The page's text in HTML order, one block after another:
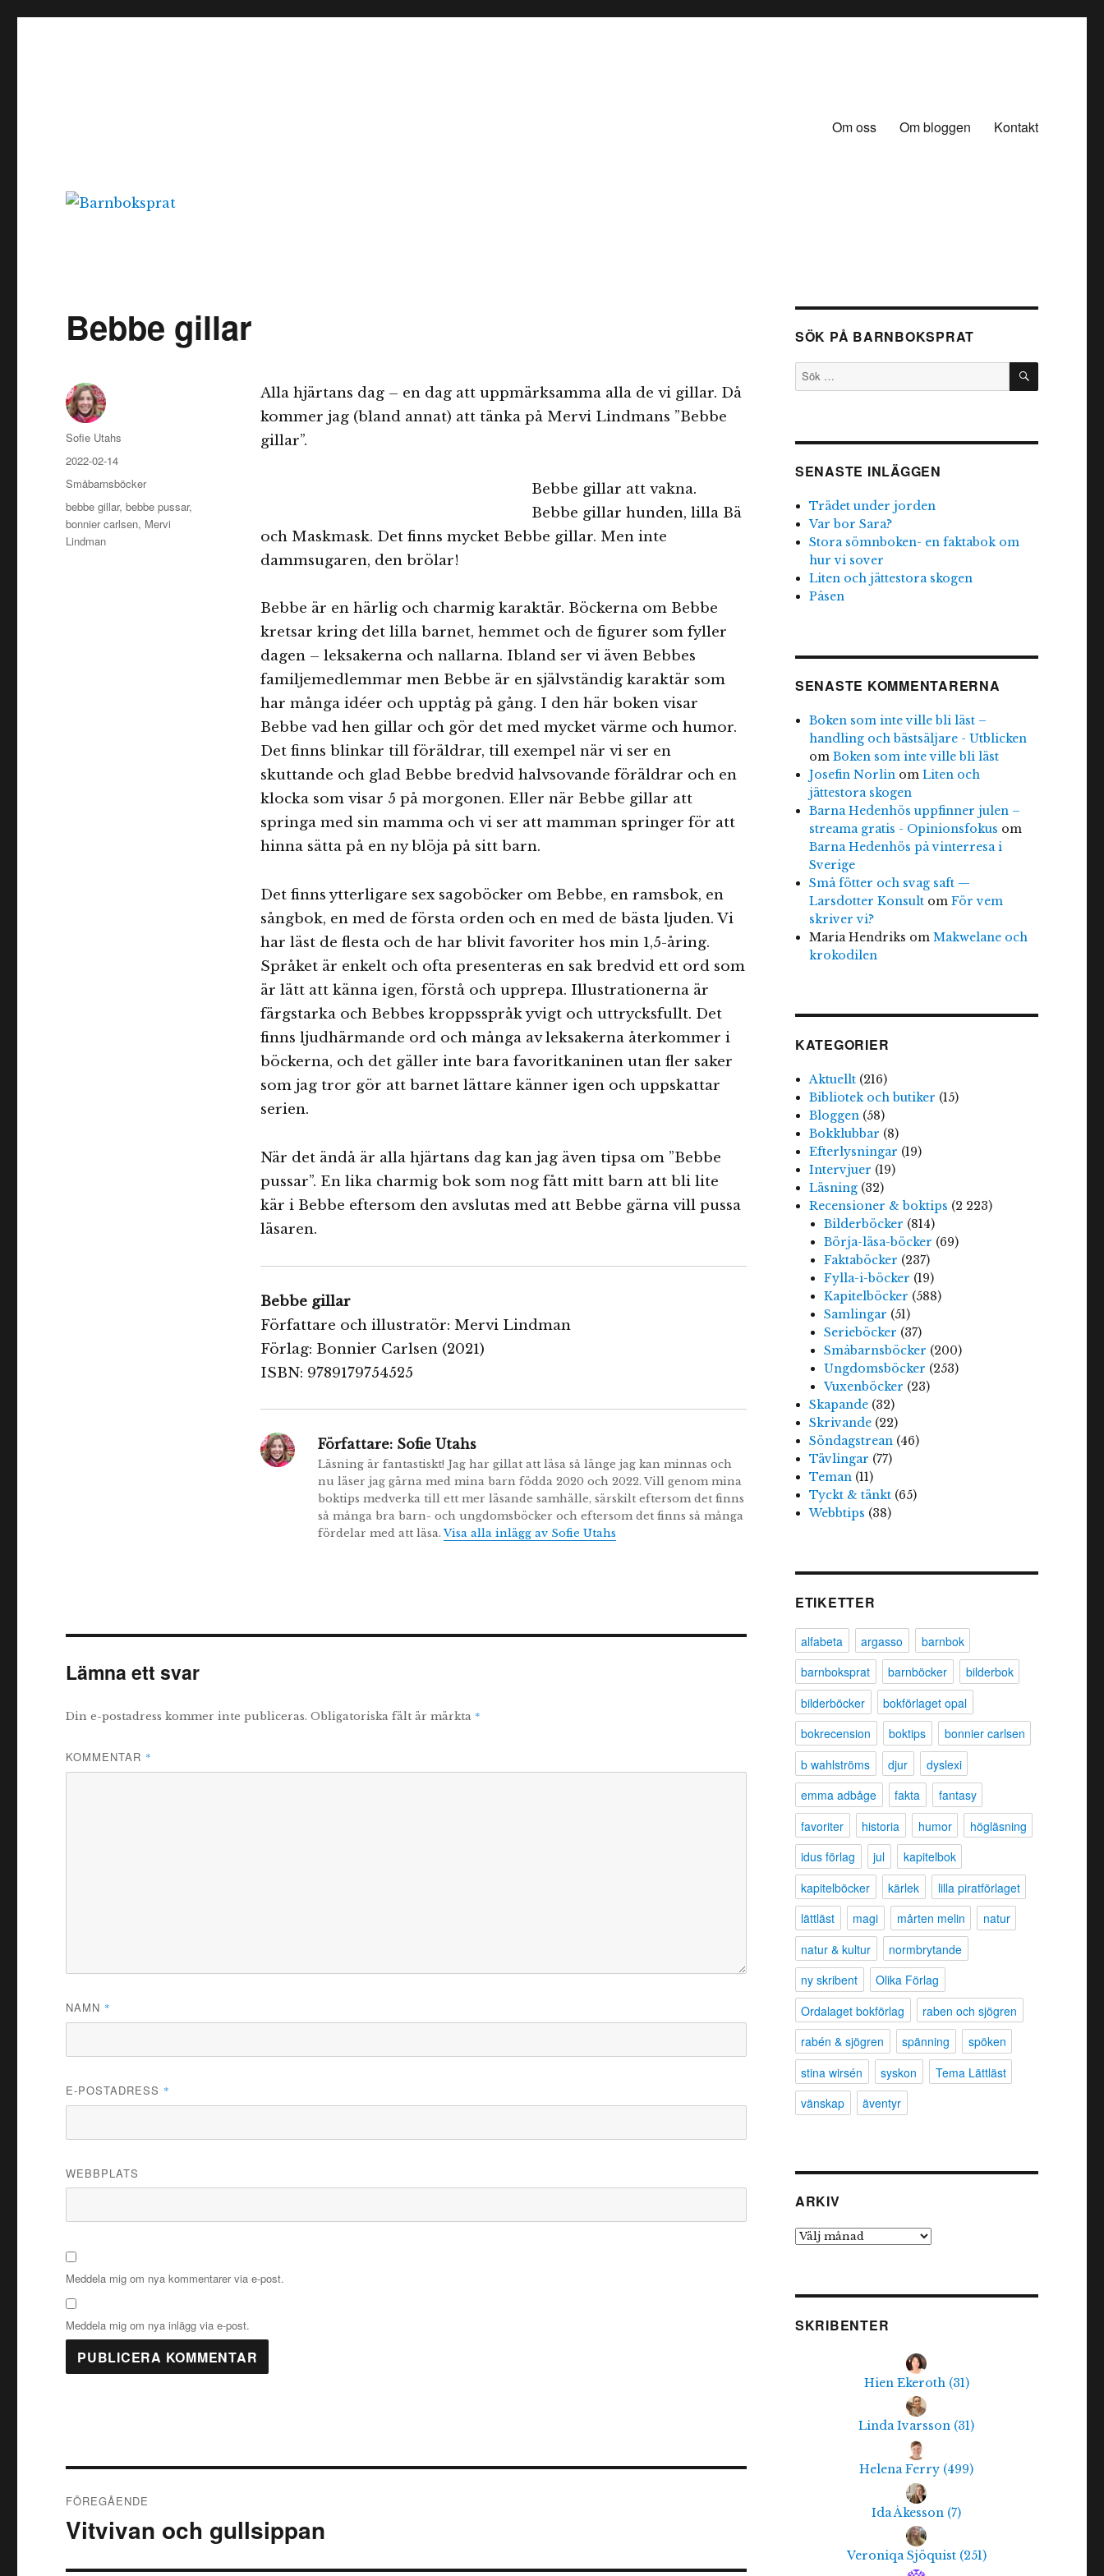
Om oss Om bloggen Kontakt
Bebbe gillar
Alla hjärtans dag – en dag att uppmärksamma alla de vi gillar. Då
kommer jag (bland annat) att tänka på Mervi Lindmans ”Bebbe
gillar”.
Bebbe gillar att vakna.
Bebbe gillar hunden, lilla Bä
och Maskmask. Det finns mycket Bebbe gillar. Men inte
dammsugaren, den brölar!
Bebbe är en härlig och charmig karaktär. Böckerna om Bebbe
kretsar kring det lilla barnet, hemmet och de figurer som fyller
dagen – leksakerna och nallarna. Ibland ser vi även Bebbes
familjemedlemmar men Bebbe är en självständig karaktär som
har många idéer och upptåg på gång. I den här boken visar
Bebbe vad hen gillar och gör det med mycket värme och humor.
Det finns blinkar till föräldrar, till exempel när vi ser en
skuttande och glad Bebbe bredvid halvsovande föräldrar och en
klocka som visar 5 på morgonen. Eller när Bebbe gillar att
springa med sin mamma och vi ser att mamman springer för att
hinna sätta på en ny blöja på sitt barn.
Det finns ytterligare sex sagoböcker om Bebbe, en ramsbok, en
sångbok, en med de första orden och en med de bästa ljuden. Vi
har läst de flesta och de har blivit favoriter hos min 1,5-åring.
Språket är enkelt och ofta presenteras en sak bredvid ett ord som
är lätt att känna igen, förstå och upprepa. Illustrationerna är
färgstarka och Bebbes kroppsspråk yvigt och uttrycksfullt. Det
finns ljudhärmande ord och många av leksakerna återkommer i
böckerna, och det gäller inte bara favoritkaninen utan fler saker
som jag tror gör att barnet lättare känner igen och uppskattar
serien.
När det ändå är alla hjärtans dag kan jag även tipsa om ”Bebbe
pussar”. En lika charmig bok som nog fått mitt barn att bli lite
kär i Bebbe eftersom den avslutas med att Bebbe gärna vill pussa
läsaren.
Bebbe gillar
Författare och illustratör: Mervi Lindman
Förlag: Bonnier Carlsen (2021)
ISBN: 9789179754525
Författare:Sofie Utahs
Läsning är fantastiskt! Jag har gillat att läsa så länge jag kan minnas och
nu läser jag gärna med mina barn födda 2020 och 2022. Vill genom mina
boktips medverka till ett mer läsande samhälle, särskilt eftersom det finns
så många bra barn- och ungdomsböcker och eftersom det finns så många
fördelar med att läsa.Visa alla inlägg av Sofie Utahs
Författare
Sofie Utahs
Publicerat
den
2022-02-14
Kategorier
Småbarnsböcker
Etiketter
bebbe gillar,bebbe pussar,
bonnier carlsen, Mervi
Lindman
Lämna ett svar
Din e-postadress kommer inte publiceras. Obligatoriska fält är märkta *
KOMMENTAR *
NAMN *
E-POSTADRESS *
WEBBPLATS
Meddela mig om nya kommentarer via e-post.
Meddela mig om nya inlägg via e-post.
FÖREGÅENDE
Föregående
Vitvivan och gullsippan
SÖK PÅ BARNBOKSPRAT
Sök
efter:
SÖK
SENASTE INLÄGGEN
Trädet under jorden
Var bor Sara?
Stora sömnboken- en faktabok om
hur vi sover
Liten och jättestora skogen
Påsen
SENASTE KOMMENTARERNA
Boken som inte ville bli läst –
handling och bästsäljare - Utblicken
omBoken som inte ville bli läst
Josefin Norlin omLiten och
jättestora skogen
Barna Hedenhös uppfinner julen –
streama gratis - Opinionsfokus om
Barna Hedenhös på vinterresa i
Sverige
Små fötter och svag saft —
Larsdotter Konsult omFör vem
skriver vi?
Maria Hendriks omMakwelane och
krokodilen
KATEGORIER
Aktuellt (216)
Bibliotek och butiker (15)
Bloggen (58)
Bokklubbar (8)
Efterlysningar (19)
Intervjuer (19)
Läsning (32)
Recensioner & boktips (2 223)
Bilderböcker (814)
Börja-läsa-böcker (69)
Faktaböcker (237)
Fylla-i-böcker (19)
Kapitelböcker (588)
Samlingar (51)
Serieböcker (37)
Småbarnsböcker (200)
Ungdomsböcker (253)
Vuxenböcker (23)
Skapande (32)
Skrivande (22)
Söndagstrean (46)
Tävlingar (77)
Teman (11)
Tyckt & tänkt (65)
Webbtips (38)
ETIKETTER
alfabeta argasso
barnbok
barnboksprat
barnböcker
bilderbok
bilderböcker
bokförlaget opal
bokrecension
boktips
bonnier carlsen
b wahlströms
djur
dyslexi
emma adbåge
fakta
fantasy
favoriter
historia humor
högläsning
idus förlag
jul
kapitelbok
kapitelböcker
kärlek
lilla piratförlaget
lättläst
magi mårten melin
natur
natur & kultur
normbrytande
ny skribent
Olika Förlag
Ordalaget bokförlag
raben och sjögren
rabén & sjögren
spänning
spöken
stina wirsén
syskon
Tema Lättläst
vänskap
äventyr
ARKIV
Arkiv
SKRIBENTER
Hien Ekeroth (31)
Linda Ivarsson (31)
Helena Ferry (499)
Ida Åkesson (7)
Veroniqa Sjöquist (251)